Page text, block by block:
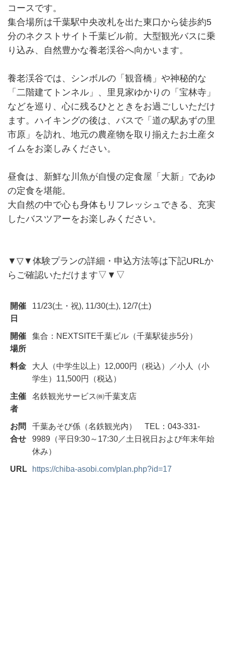
コースです。
集合場所は千葉駅中央改札を出た東口から徒歩約5
分のネクストサイト千葉ビル前。大型観光バスに乗
り込み、自然豊かな養老渓谷へ向かいます。
養老渓谷では、シンボルの「観音橋」や神秘的な
「二階建てトンネル」、里見家ゆかりの「宝林寺」
などを巡り、心に残るひとときをお過ごしいただけ
ます。ハイキングの後は、バスで「道の駅あずの里
市原」を訪れ、地元の農産物を取り揃えたお土産タ
イムをお楽しみください。
昼食は、新鮮な川魚が自慢の定食屋「大新」であゆ
の定食を堪能。
大自然の中で心も身体もリフレッシュできる、充実
したバスツアーをお楽しみください。
▼▽▼体験プランの詳細・申込方法等は下記URLか
らご確認いただけます▽▼▽
開催
日
11/23(土・祝), 11/30(土), 12/7(土)
開催
場所
集合：NEXTSITE千葉ビル（千葉駅徒歩5分）
料金
大人（中学生以上）12,000円（税込）／小人（小
学生）11,500円（税込）
主催
者
名鉄観光サービス㈱千葉支店
お問
合せ
千葉あそび係（名鉄観光内） TEL：043-331-
9989（平日9:30～17:30／土日祝日および年末年始
休み）
URL
https://chiba-asobi.com/plan.php?id=17